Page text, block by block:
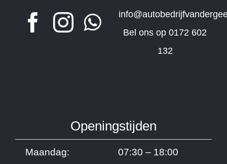
Bel ons op0172 602
132
Openingstijden
Maandag: 07:30 – 18:00